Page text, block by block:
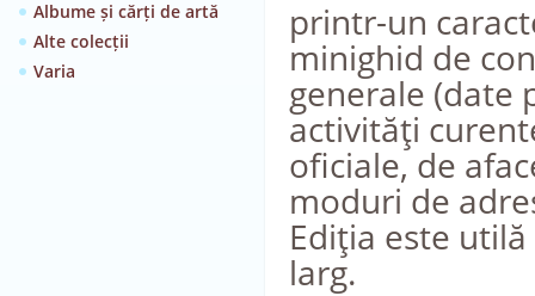
Albume și cărți de artă
Alte colecții
Varia
printr-un
minighid de
generale (date
activităţi
oficiale, de
moduri de
Ediţia este
larg.